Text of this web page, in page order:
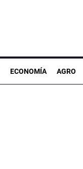
ECONOMÍA AGRO